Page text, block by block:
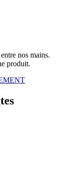
nos mains.
produit.